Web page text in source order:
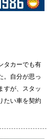
タカーでも有
。自分が思っ
すが、スタッ
たい車を契約